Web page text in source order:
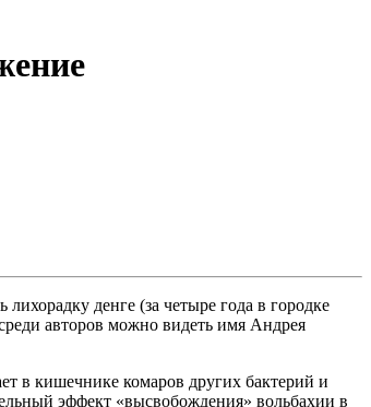
денге (за четыре года в городке
авторов можно видеть имя Андрея
в кишечнике комаров других бактерий и
эффект «высвобождения» вольбахии в